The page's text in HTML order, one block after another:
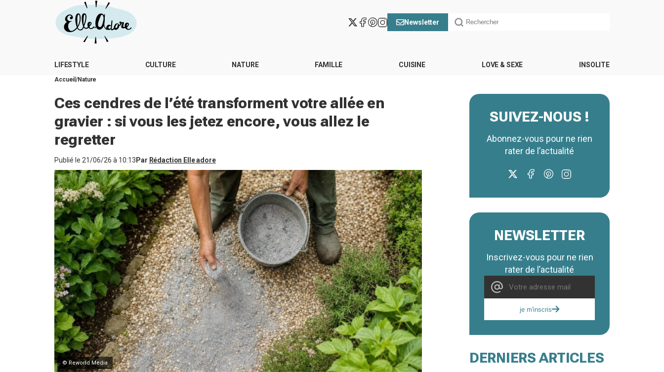
Newsletter
LIFESTYLE CULTURE NATURE FAMILLE CUISINE LOVE & SEXE INSOLITE
Accueil Nature
Ces cendres de l’été transforment votre allée en
gravier : si vous les jetez encore, vous allez le
regretter
Publié le 21/06/26 à 10:13 Par Rédaction Elle adore
© Reworld Media
SUIVEZ-NOUS !
Abonnez-vous pour ne rien
rater de l’actualité
NEWSLETTER
Inscrivez-vous pour ne rien
rater de l’actualité
je m'inscris
DERNIERS ARTICLES